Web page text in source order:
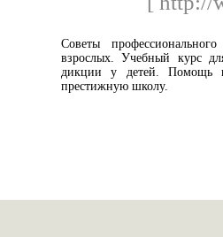
Советы
взрослых. Учебный курс
дикции у детей. Помощь
престижную школу.